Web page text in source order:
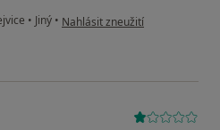
• Jiný • podle názoru uživatele Jindřich
Nahlásit zneužití